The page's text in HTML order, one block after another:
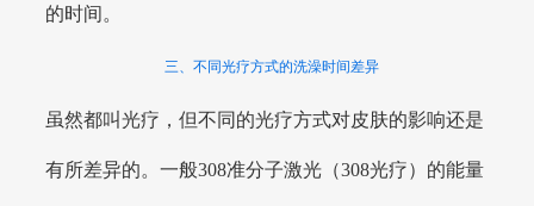
的时间。
三、不同光疗方式的洗澡时间差异
虽然都叫光疗，但不同的光疗方式对皮肤的影响还是
有所差异的。一般308准分子激光（308光疗）的能量